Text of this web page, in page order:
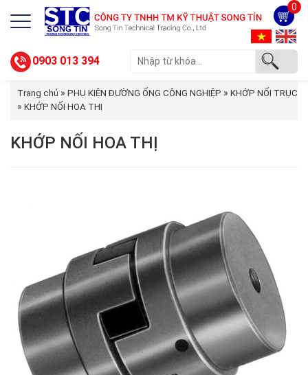
0
0903 013 394
Trang chủ » PHỤ KIỆN ĐƯỜNG ỐNG CÔNG NGHIỆP » KHỚP NỐI TRỤC
» KHỚP NỐI HOA THỊ
KHỚP NỐI HOA THỊ